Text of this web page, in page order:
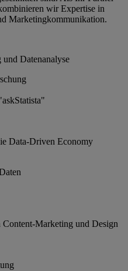
wir Expertise in
Marketingkommunikation.
Datenanalyse
Data-Driven Economy
Marketing und Design